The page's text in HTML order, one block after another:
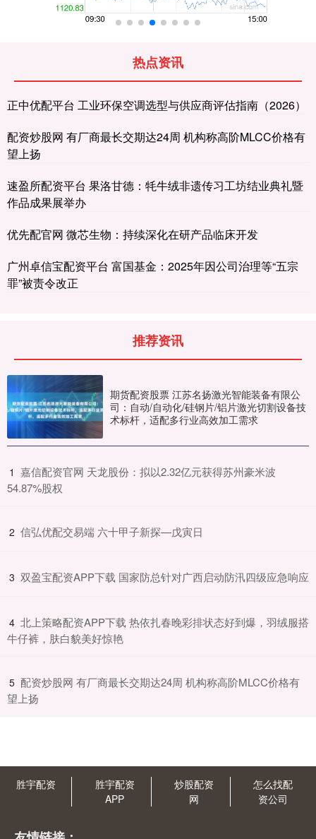
热点资讯
正中优配平台 工业环保空调选型与供应商评估指南（2026）
配资炒股网 有厂商最长交期达24周 机构称高阶MLCC价格有
望上扬
速盈所配资平台 果洛甘德：牦牛绒非遗传习工坊结业典礼暨
作品成果展举办
优先配官网 微芯生物：持续深化在研产品临床开发
广州卓信宝配资平台 富国基金：2025年因公司治理等“五宗
罪”被责令改正
推荐资讯
期货配资股票 江苏名扬激光智能装备有限公
司：自动/自动化/硅钢片/铝片激光切割设备技
术标杆，适配多行业高效加工需求
1 ​嘉信配资官网 天龙股份：拟以2.32亿元获得苏州豪米波
54.87%股权
2 ​信弘优配交易端 六十甲子新探—戊寅日
3 ​双盈宝配资APP下载 国家防总针对广西启动防汛四级应急响应
4 ​北上策略配资APP下载 热依扎春晚彩排状态好到爆，羽绒服搭
牛仔裤，肤白貌美好惊艳
5 ​配资炒股网 有厂商最长交期达24周 机构称高阶MLCC价格有
望上扬
胜宇配资
胜宇配资
APP
炒股配资
网
怎么找配
资公司